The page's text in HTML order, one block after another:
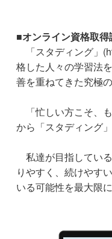
■オンライン資格取
「スタディング」
格した人々の学習法
善を重ねてきた究極
「忙しい方こそ、
から「スタディング
私達が目指してい
りやすく、続けやす
いる可能性を最大限